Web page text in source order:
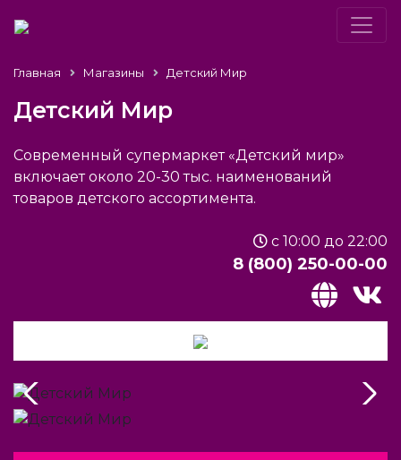
Главная Магазины Детский Мир
Детский Мир
Современный супермаркет «Детский мир»
включает около 20-30 тыс. наименований
товаров детского ассортимента.
c 10:00 до 22:00
8 (800) 250-00-00